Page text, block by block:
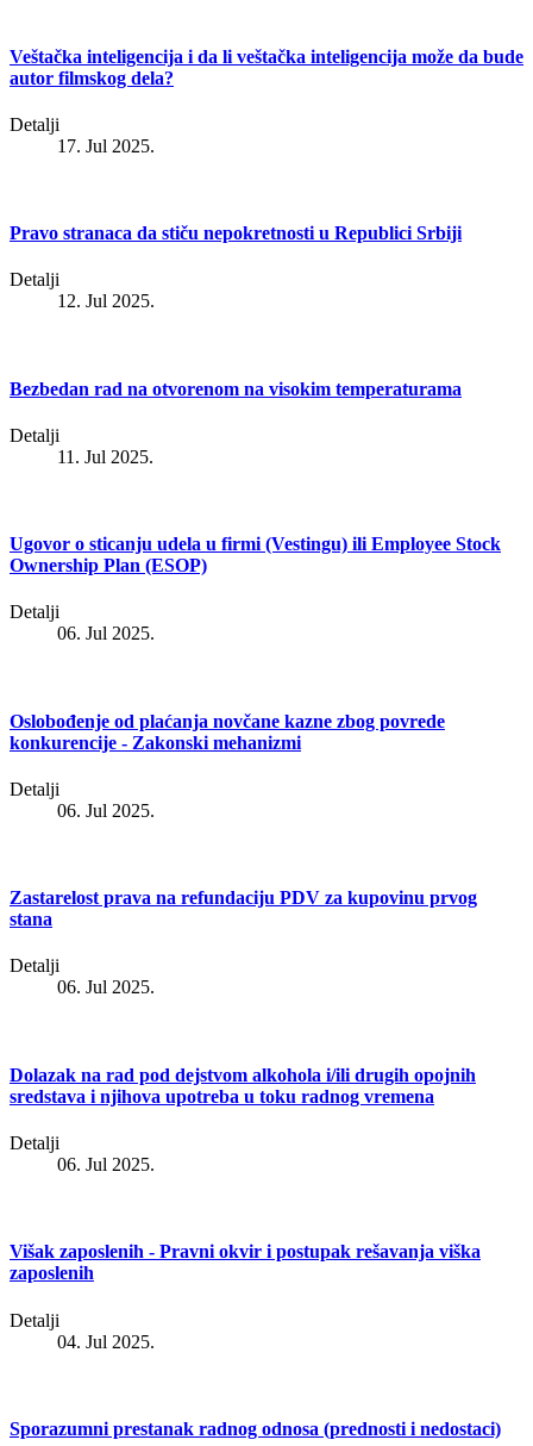
Veštačka inteligencija i da li veštačka inteligencija može da bude
autor filmskog dela?
Detalji
17. Jul 2025.
Pravo stranaca da stiču nepokretnosti u Republici Srbiji
Detalji
12. Jul 2025.
Bezbedan rad na otvorenom na visokim temperaturama
Detalji
11. Jul 2025.
Ugovor o sticanju udela u firmi (Vestingu) ili Employee Stock
Ownership Plan (ESOP)
Detalji
06. Jul 2025.
Oslobođenje od plaćanja novčane kazne zbog povrede
konkurencije - Zakonski mehanizmi
Detalji
06. Jul 2025.
Zastarelost prava na refundaciju PDV za kupovinu prvog
stana
Detalji
06. Jul 2025.
Dolazak na rad pod dejstvom alkohola i/ili drugih opojnih
sredstava i njihova upotreba u toku radnog vremena
Detalji
06. Jul 2025.
Višak zaposlenih - Pravni okvir i postupak rešavanja viška
zaposlenih
Detalji
04. Jul 2025.
Sporazumni prestanak radnog odnosa (prednosti i nedostaci)